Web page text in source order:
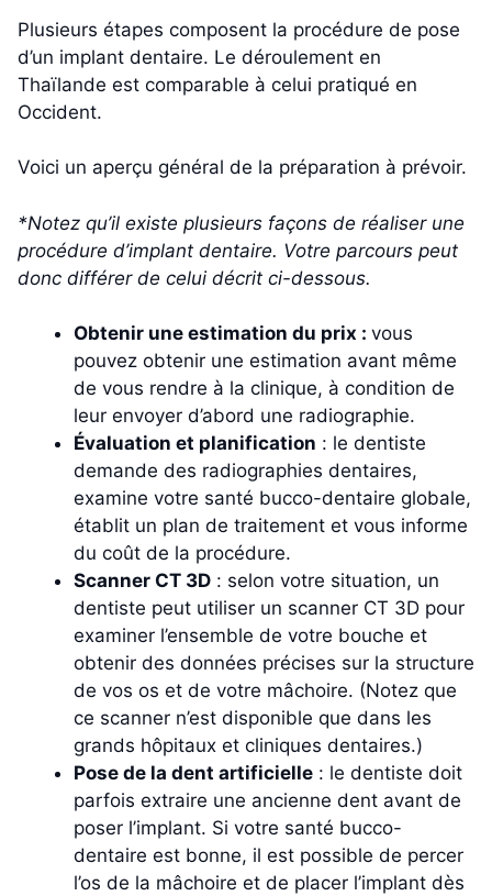
Plusieurs étapes composent la procédure de pose
d’un implant dentaire. Le déroulement en
Thaïlande est comparable à celui pratiqué en
Occident.
Voici un aperçu général de la préparation à prévoir.
*Notez qu’il existe plusieurs façons de réaliser une
procédure d’implant dentaire. Votre parcours peut
donc différer de celui décrit ci-dessous.
Obtenir une estimation du prix : vous
pouvez obtenir une estimation avant même
de vous rendre à la clinique, à condition de
leur envoyer d’abord une radiographie.
Évaluation et planification : le dentiste
demande des radiographies dentaires,
examine votre santé bucco-dentaire globale,
établit un plan de traitement et vous informe
du coût de la procédure.
Scanner CT 3D : selon votre situation, un
dentiste peut utiliser un scanner CT 3D pour
examiner l’ensemble de votre bouche et
obtenir des données précises sur la structure
de vos os et de votre mâchoire. (Notez que
ce scanner n’est disponible que dans les
grands hôpitaux et cliniques dentaires.)
Pose de la dent artificielle : le dentiste doit
parfois extraire une ancienne dent avant de
poser l’implant. Si votre santé bucco-
dentaire est bonne, il est possible de percer
l’os de la mâchoire et de placer l’implant dès